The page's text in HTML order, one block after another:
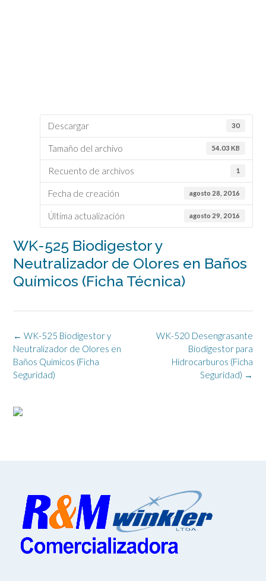
Descargar 30
Tamaño del archivo 54.03 KB
Recuento de archivos 1
Fecha de creación agosto 28, 2016
Última actualización agosto 29, 2016
WK-525 Biodigestor y
Neutralizador de Olores en Baños
Químicos (Ficha Técnica)
Navegación
de
la
entrada
WK-520 Desengrasante
Biodigestor para
Hidrocarburos (Ficha
Seguridad) →
← WK-525 Biodigestor y
Neutralizador de Olores en
Baños Químicos (Ficha
Seguridad)